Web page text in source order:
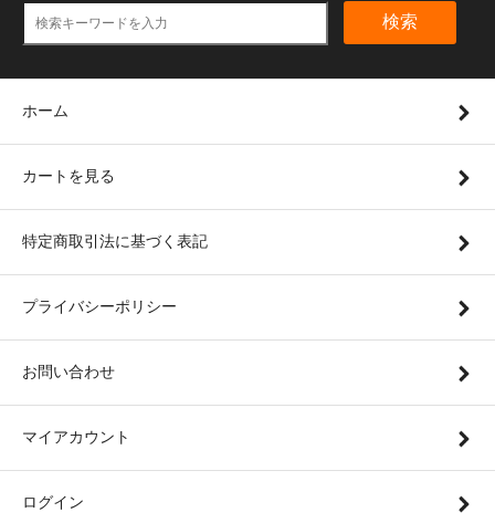
検索
ホーム
カートを見る
特定商取引法に基づく表記
プライバシーポリシー
お問い合わせ
マイアカウント
ログイン